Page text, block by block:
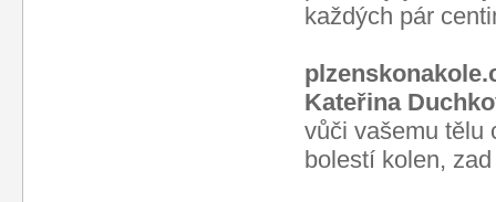
každých pár
Kateřina
vůči vašemu tělu
bolestí kolen,